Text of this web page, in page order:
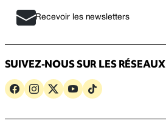
Recevoir les newsletters
SUIVEZ-NOUS SUR LES RÉSEAUX